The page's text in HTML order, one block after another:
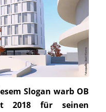
Slogan warb OB
2018 für seinen